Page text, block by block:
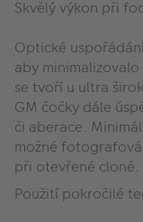
Skvělý výkon při
Optické
aby
se tvoří u ultra
GM čočky dále
či aberace.
možné
při otevřené cloně.
Použití pokročilé